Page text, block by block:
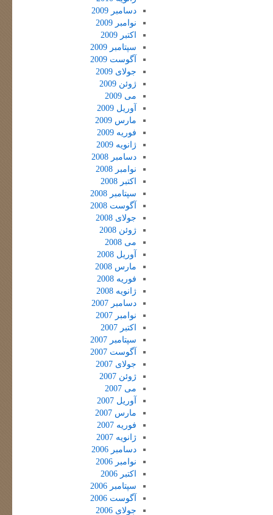
دسامبر 2009
نوامبر 2009
اکتبر 2009
سپتامبر 2009
آگوست 2009
جولای 2009
ژوئن 2009
می 2009
آوریل 2009
مارس 2009
فوریه 2009
ژانویه 2009
دسامبر 2008
نوامبر 2008
اکتبر 2008
سپتامبر 2008
آگوست 2008
جولای 2008
ژوئن 2008
می 2008
آوریل 2008
مارس 2008
فوریه 2008
ژانویه 2008
دسامبر 2007
نوامبر 2007
اکتبر 2007
سپتامبر 2007
آگوست 2007
جولای 2007
ژوئن 2007
می 2007
آوریل 2007
مارس 2007
فوریه 2007
ژانویه 2007
دسامبر 2006
نوامبر 2006
اکتبر 2006
سپتامبر 2006
آگوست 2006
جولای 2006